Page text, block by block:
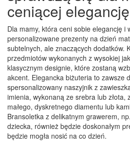
ceniącej elegancję
Dla mamy, która ceni sobie elegancję i
personalizowane prezenty na dzień
subtelnych, ale znaczących dodatków.
przedmiotów wykonanych z wysokiej
klasycznym designie, które zostaną
akcent. Elegancka biżuteria to zawsze
spersonalizowany naszyjnik z
imienia, wykonaną ze srebra lub złota,
małego, dyskretnego diamentu lub
Bransoletka z delikatnym grawerem,
dziecka, również będzie doskonałym
będzie mogła nosić na co dzień.